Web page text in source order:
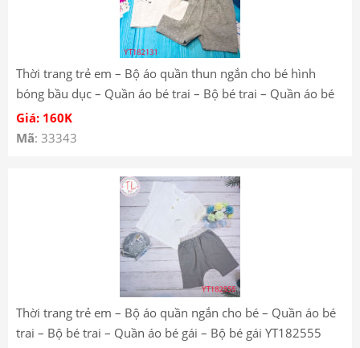
Thời trang trẻ em – Bộ áo quần thun ngắn cho bé hình
bóng bầu dục – Quần áo bé trai – Bộ bé trai – Quần áo bé
gái – Bộ bé gái YT182131
Giá: 160K
Mã: 33343
Thời trang trẻ em – Bộ áo quần ngắn cho bé – Quần áo bé
trai – Bộ bé trai – Quần áo bé gái – Bộ bé gái YT182555